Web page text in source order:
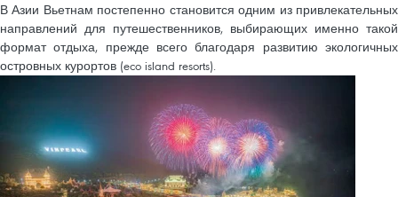
В Азии Вьетнам постепенно становится одним из привлекательных
направлений для путешественников, выбирающих именно такой
формат отдыха, прежде всего благодаря развитию экологичных
островных курортов (eco island resorts).